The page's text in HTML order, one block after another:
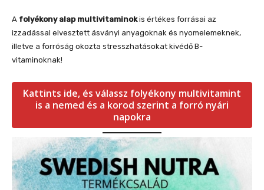
A folyékony alap multivitaminokis értékes forrásai az
izzadással elvesztett ásványi anyagoknak és nyomelemeknek,
illetve a forróság okozta stresszhatásokat kivédő B-
vitaminoknak!
Kattints ide, és válassz folyékony multivitamint
is a nemed és a korod szerint a forró nyári
napokra